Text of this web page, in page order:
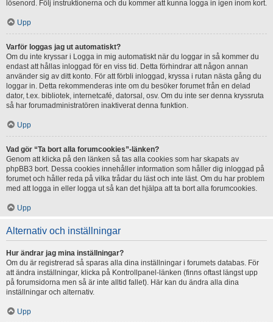
lösenord. Följ instruktionerna och du kommer att kunna logga in igen inom kort.
Upp
Varför loggas jag ut automatiskt?
Om du inte kryssar i Logga in mig automatiskt när du loggar in så kommer du
endast att hållas inloggad för en viss tid. Detta förhindrar att någon annan
använder sig av ditt konto. För att förbli inloggad, kryssa i rutan nästa gång du
loggar in. Detta rekommenderas inte om du besöker forumet från en delad
dator, t.ex. bibliotek, internetcafé, datorsal, osv. Om du inte ser denna kryssruta
så har forumadministratören inaktiverat denna funktion.
Upp
Vad gör “Ta bort alla forumcookies”-länken?
Genom att klicka på den länken så tas alla cookies som har skapats av
phpBB3 bort. Dessa cookies innehåller information som håller dig inloggad på
forumet och håller reda på vilka trådar du läst och inte läst. Om du har problem
med att logga in eller logga ut så kan det hjälpa att ta bort alla forumcookies.
Upp
Alternativ och inställningar
Hur ändrar jag mina inställningar?
Om du är registrerad så sparas alla dina inställningar i forumets databas. För
att ändra inställningar, klicka på Kontrollpanel-länken (finns oftast längst upp
på forumsidorna men så är inte alltid fallet). Här kan du ändra alla dina
inställningar och alternativ.
Upp